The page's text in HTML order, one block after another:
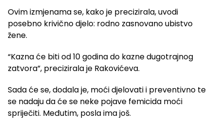
Ovim izmjenama se, kako je precizirala, uvodi
posebno krivično djelo: rodno zasnovano ubistvo
žene.
“Kazna će biti od 10 godina do kazne dugotrajnog
zatvora”, precizirala je Rakovićeva.
Sada će se, dodala je, moći djelovati i preventivno te
se nadaju da će se neke pojave femicida moći
spriječiti. Međutim, posla ima još.